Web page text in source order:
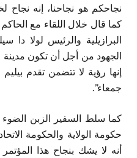
نجاحكم هو نجاحنا، إنه نجاح
كما قال خلال اللقاء مع
البرازيلية والرئيس لولا دا
الجهود من أجل أن تكون مدينة
إنها رؤية لا تتضمن تقدم
جمعاء”.
كما سلط السفير الزبن الضوء
أنه لا يشك بنجاح هذا